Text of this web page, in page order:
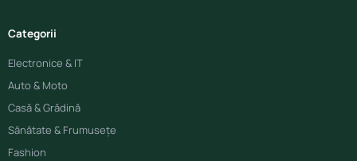
Categorii
Electronice & IT
Auto & Moto
Casă & Grădină
Sănătate & Frumusețe
Fashion